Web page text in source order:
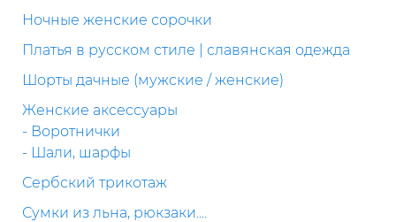
Ночные женские сорочки
Платья в русском стиле | славянская одежда
Шорты дачные (мужские / женские)
Женские аксессуары
- Воротнички
- Шали, шарфы
Сербский трикотаж
Сумки из льна, рюкзаки....